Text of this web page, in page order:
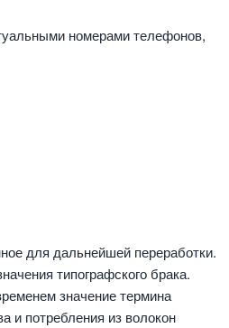
номерами телефонов,
для дальнейшей переработки.
типографского брака.
значение термина
и потребления из волокон